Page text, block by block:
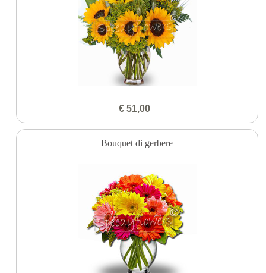
€ 51,00
Bouquet di gerbere